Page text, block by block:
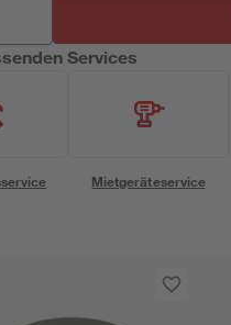
Services
Mietgeräteservice